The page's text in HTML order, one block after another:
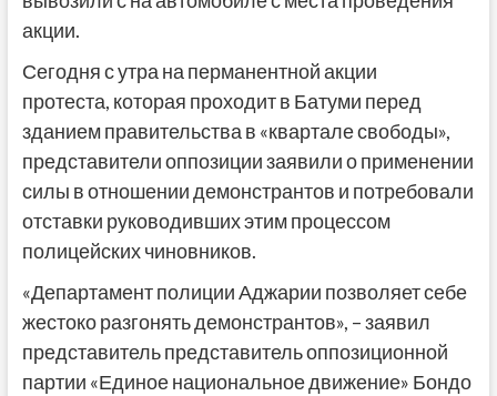
акции.
Сегодня с утра на перманентной акции
протеста, которая проходит в Батуми перед
зданием правительства в «квартале свободы»,
представители оппозиции заявили о применении
силы в отношении демонстрантов и потребовали
отставки руководивших этим процессом
полицейских чиновников.
«Департамент полиции Аджарии позволяет себе
жестоко разгонять демонстрантов», – заявил
представитель представитель оппозиционной
партии «Единое национальное движение» Бондо